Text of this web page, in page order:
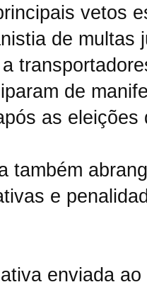
vetos
de multas
de
as eleições
também
e
enviada